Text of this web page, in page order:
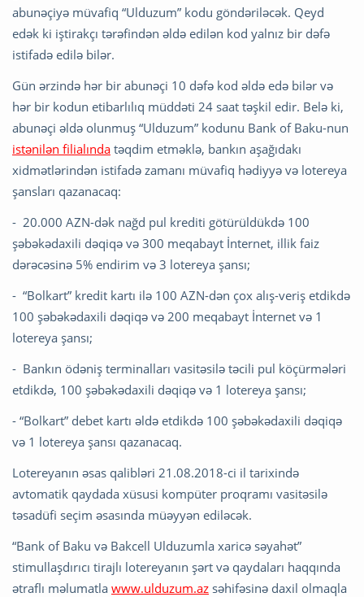
abunəçiyə müvafiq “Ulduzum” kodu göndəriləcək. Qeyd
edək ki iştirakçı tərəfindən əldə edilən kod yalnız bir dəfə
istifadə edilə bilər.
Gün ərzində hər bir abunəçi 10 dəfə kod əldə edə bilər və
hər bir kodun etibarlılıq müddəti 24 saat təşkil edir. Belə ki,
abunəçi əldə olunmuş “Ulduzum” kodunu Bank of Baku-nun
istənilən filialında təqdim etməklə, bankın aşağıdakı
xidmətlərindən istifadə zamanı müvafiq hədiyyə və lotereya
şansları qazanacaq:
- 20.000 AZN-dək nağd pul krediti götürüldükdə 100
şəbəkədaxili dəqiqə və 300 meqabayt İnternet, illik faiz
dərəcəsinə 5% endirim və 3 lotereya şansı;
- “Bolkart” kredit kartı ilə 100 AZN-dən çox alış-veriş etdikdə
100 şəbəkədaxili dəqiqə və 200 meqabayt İnternet və 1
lotereya şansı;
- Bankın ödəniş terminalları vasitəsilə təcili pul köçürmələri
etdikdə, 100 şəbəkədaxili dəqiqə və 1 lotereya şansı;
- “Bolkart” debet kartı əldə etdikdə 100 şəbəkədaxili dəqiqə
və 1 lotereya şansı qazanacaq.
Lotereyanın əsas qalibləri 21.08.2018-ci il tarixində
avtomatik qaydada xüsusi kompüter proqramı vasitəsilə
təsadüfi seçim əsasında müəyyən ediləcək.
“Bank of Baku və Bakcell Ulduzumla xaricə səyahət”
stimullaşdırıcı tirajlı lotereyanın şərt və qaydaları haqqında
ətraflı məlumatla www.ulduzum.az səhifəsinə daxil olmaqla